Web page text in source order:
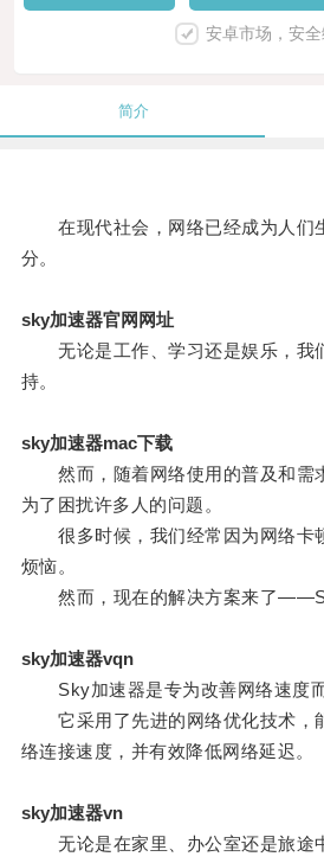
安卓市场，安
简介
在现代社会，网络已经成为人们
分。
sky加速器官网网址
无论是工作、学习还是娱乐，我
持。
sky加速器mac下载
然而，随着网络使用的普及和需
为了困扰许多人的问题。
很多时候，我们经常因为网络卡
烦恼。
然而，现在的解决方案来了
sky加速器vqn
Sky加速器是专为改善网络速度而
它采用了先进的网络优化技术，
络连接速度，并有效降低网络延迟。
sky加速器vn
无论是在家里、办公室还是旅途